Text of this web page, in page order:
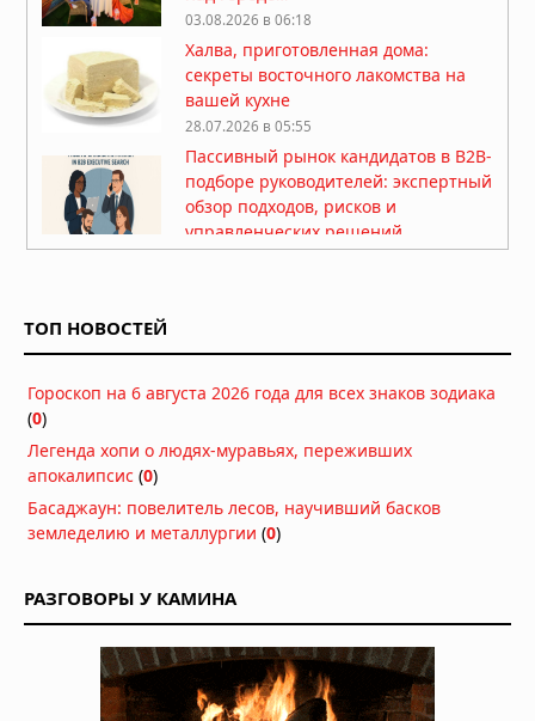
03.08.2026 в 06:18
Халва, приготовленная дома:
секреты восточного лакомства на
вашей кухне
28.07.2026 в 05:55
Пассивный рынок кандидатов в B2B-
подборе руководителей: экспертный
обзор подходов, рисков и
управленческих решений
Самые популярные цветы для
16.07.2026 в 05:30
День рождения в лофте: как
выбрать пространство и
организовать незабываемый
15.07.2026 в 05:51
25 лучших купальников 2026:
рейтинг топовых брендов и
производителей женских
купальников
ТОП НОВОСТЕЙ
Гороскоп на 6 августа 2026 года для всех знаков зодиака
(0)
Легенда хопи о людях-муравьях, переживших
апокалипсис (0)
Басаджаун: повелитель лесов, научивший басков
земледелию и металлургии (0)
РАЗГОВОРЫ У КАМИНА